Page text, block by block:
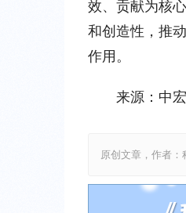
效、贡献为核
和创造性，推
作用。
来源：中
原创文章，作者